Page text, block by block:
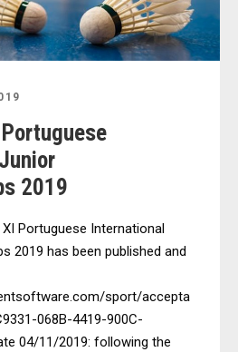
2019
Portuguese International
2019 has been published and
sport/accepta
068B-4419-900C-
04/11/2019: following the